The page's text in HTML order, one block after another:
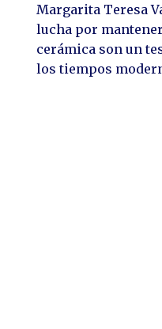
Margarita Teresa
lucha por
cerámica son un
los tiempos